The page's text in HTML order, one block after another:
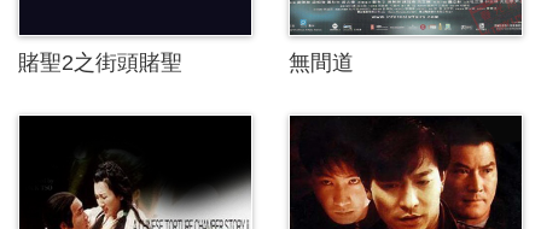
賭聖2之街頭賭聖 無間道